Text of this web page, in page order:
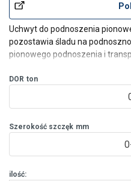
Uchwyt do podnoszenia
pozostawia śladu na
pionowego podnoszenia i
Idealny do podnoszenia
DOR ton
Szerokość szczęk mm
ilość: